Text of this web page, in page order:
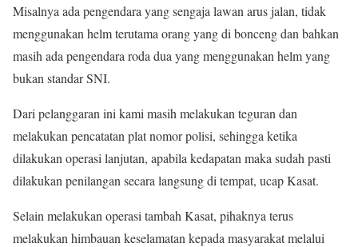
Misalnya ada pengendara yang sengaja lawan arus jalan, tidak
menggunakan helm terutama orang yang di bonceng dan bahkan
masih ada pengendara roda dua yang menggunakan helm yang
bukan standar SNI.
Dari pelanggaran ini kami masih melakukan teguran dan
melakukan pencatatan plat nomor polisi, sehingga ketika
dilakukan operasi lanjutan, apabila kedapatan maka sudah pasti
dilakukan penilangan secara langsung di tempat, ucap Kasat.
Selain melakukan operasi tambah Kasat, pihaknya terus
melakukan himbauan keselamatan kepada masyarakat melalui